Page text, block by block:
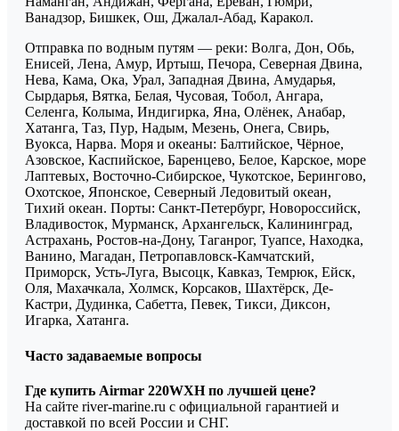
Ванадзор, Бишкек, Ош, Джалал-Абад, Каракол.
Отправка по водным путям — реки: Волга, Дон, Обь,
Енисей, Лена, Амур, Иртыш, Печора, Северная Двина,
Нева, Кама, Ока, Урал, Западная Двина, Амударья,
Сырдарья, Вятка, Белая, Чусовая, Тобол, Ангара,
Селенга, Колыма, Индигирка, Яна, Олёнек, Анабар,
Хатанга, Таз, Пур, Надым, Мезень, Онега, Свирь,
Вуокса, Нарва. Моря и океаны: Балтийское, Чёрное,
Азовское, Каспийское, Баренцево, Белое, Карское, море
Лаптевых, Восточно-Сибирское, Чукотское, Берингово,
Охотское, Японское, Северный Ледовитый океан,
Тихий океан. Порты: Санкт-Петербург, Новороссийск,
Владивосток, Мурманск, Архангельск, Калининград,
Астрахань, Ростов-на-Дону, Таганрог, Туапсе, Находка,
Ванино, Магадан, Петропавловск-Камчатский,
Приморск, Усть-Луга, Высоцк, Кавказ, Темрюк, Ейск,
Оля, Махачкала, Холмск, Корсаков, Шахтёрск, Де-
Кастри, Дудинка, Сабетта, Певек, Тикси, Диксон,
Игарка, Хатанга.
Часто задаваемые вопросы
Где купить Airmar 220WXH по лучшей цене?
На сайте river-marine.ru с официальной гарантией и
доставкой по всей России и СНГ.